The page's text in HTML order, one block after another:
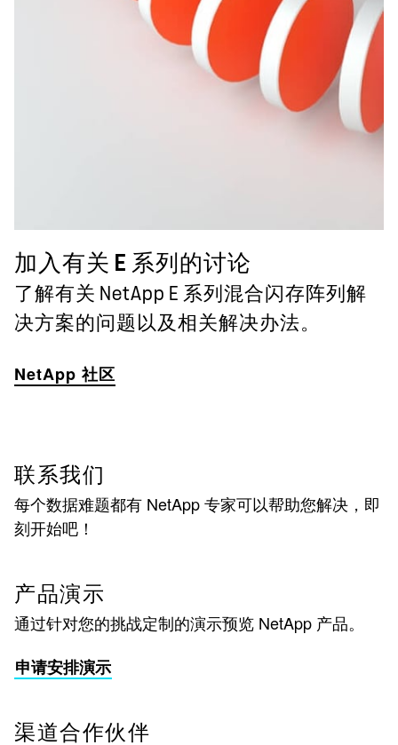
加入有关 E 系列的讨论
了解有关 NetApp E 系列混合闪存阵列解
决方案的问题以及相关解决办法。
NetApp 社区
联系我们
每个数据难题都有 NetApp 专家可以帮助您解决，即
刻开始吧！
产品演示
通过针对您的挑战定制的演示预览 NetApp 产品。
申请安排演示
渠道合作伙伴